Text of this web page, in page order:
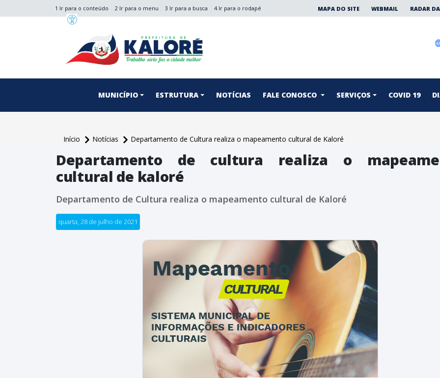
1 Ir para o conteúdo 2 Ir para o menu 3 Ir para a busca 4 Ir para o rodapé MAPA DO SITE WEBMAIL RADAR
MUNICÍPIO ESTRUTURA NOTÍCIAS FALE CONOSCO SERVIÇOS COVID 19
Início Notícias Departamento de Cultura realiza o mapeamento cultural de Kaloré
Departamento de cultura realiza o
cultural de kaloré
Departamento de Cultura realiza o mapeamento cultural de Kaloré
quarta, 28 de julho de 2021